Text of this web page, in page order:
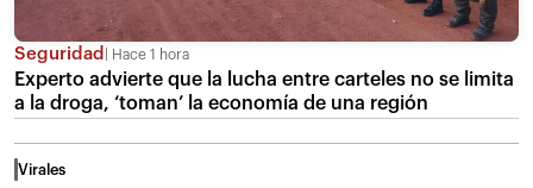
Seguridad Hace 1 hora
Experto advierte que la lucha entre carteles no se limita
a la droga, ‘toman’ la economía de una región
Virales